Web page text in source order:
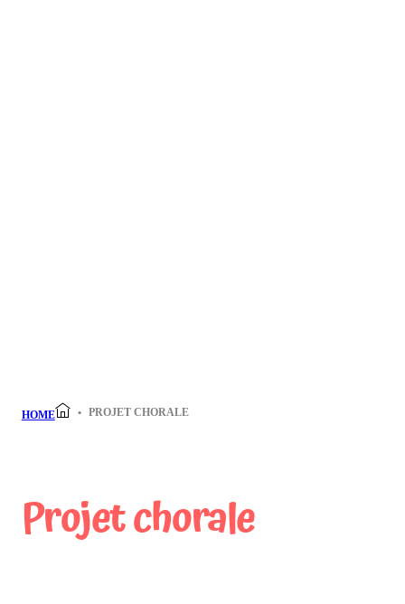
HOME PROJET CHORALE
Projet chorale